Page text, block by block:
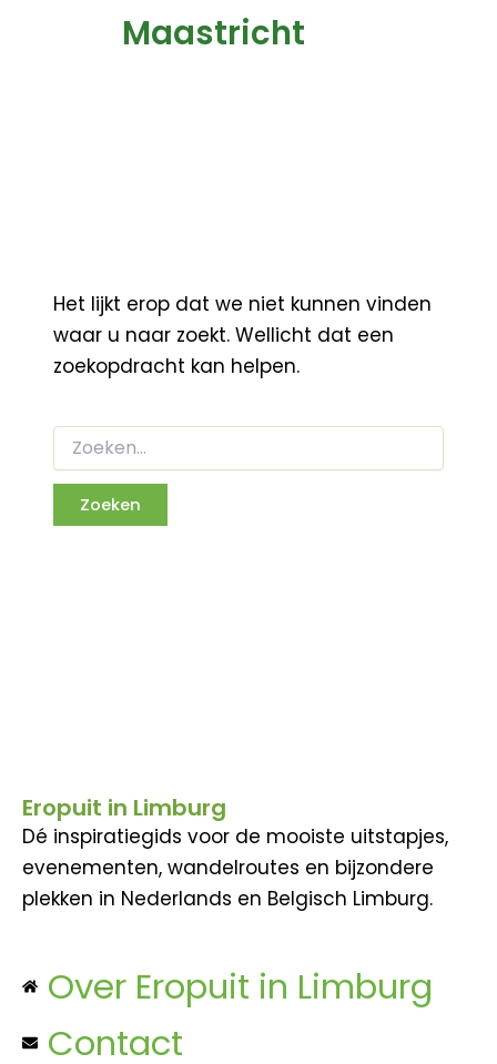
Maastricht
Het lijkt erop dat we niet kunnen vinden
waar u naar zoekt. Wellicht dat een
zoekopdracht kan helpen.
Eropuit in Limburg
Dé inspiratiegids voor de mooiste uitstapjes,
evenementen, wandelroutes en bijzondere
plekken in Nederlands en Belgisch Limburg.
Over Eropuit in Limburg
Contact